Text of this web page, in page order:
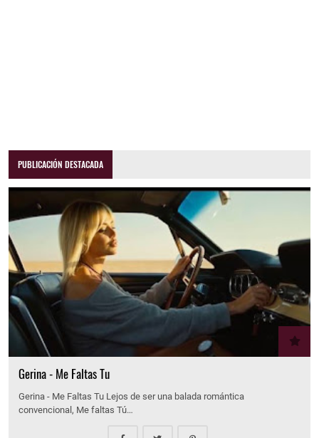
PUBLICACIÓN DESTACADA
Gerina - Me Faltas Tu
Gerina - Me Faltas Tu Lejos de ser una balada romántica
convencional, Me faltas Tú…